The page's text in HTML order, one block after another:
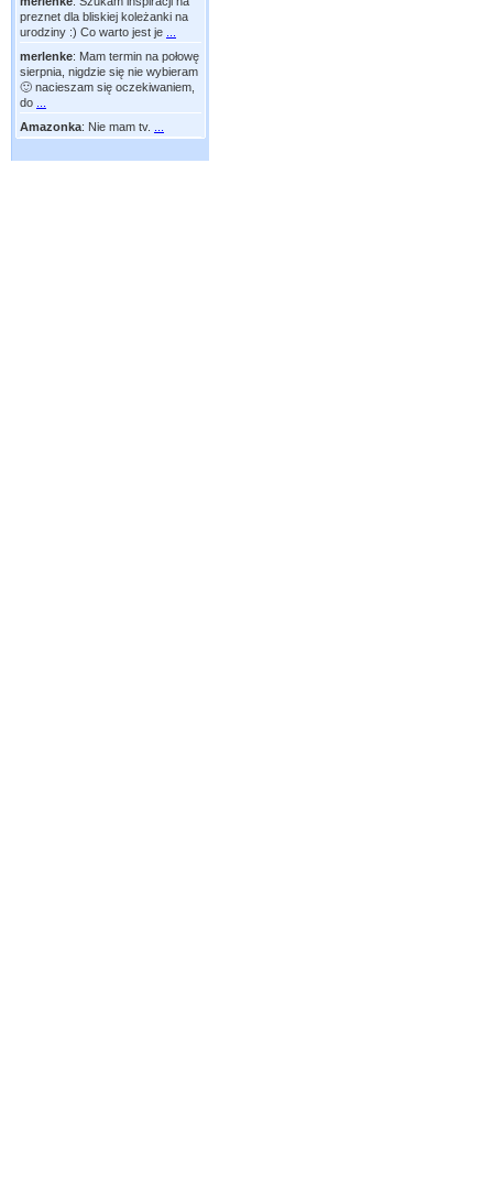
preznet dla bliskiej koleżanki na
urodziny :) Co warto jest je
merlenke: Mam termin na połowę
sierpnia, nigdzie się nie wybieram
🙂 nacieszam się oczekiwaniem,
do
Amazonka: Nie mam tv.